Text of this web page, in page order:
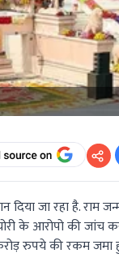
जा रहा है. राम
के आरोपो की जांच
रुपये की रकम जमा